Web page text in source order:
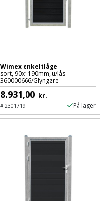
Wimex enkeltlåge
sort, 90x1190mm, u/lås
360000666/Glyngøre
8.931,00 kr.
#2301719 På lager